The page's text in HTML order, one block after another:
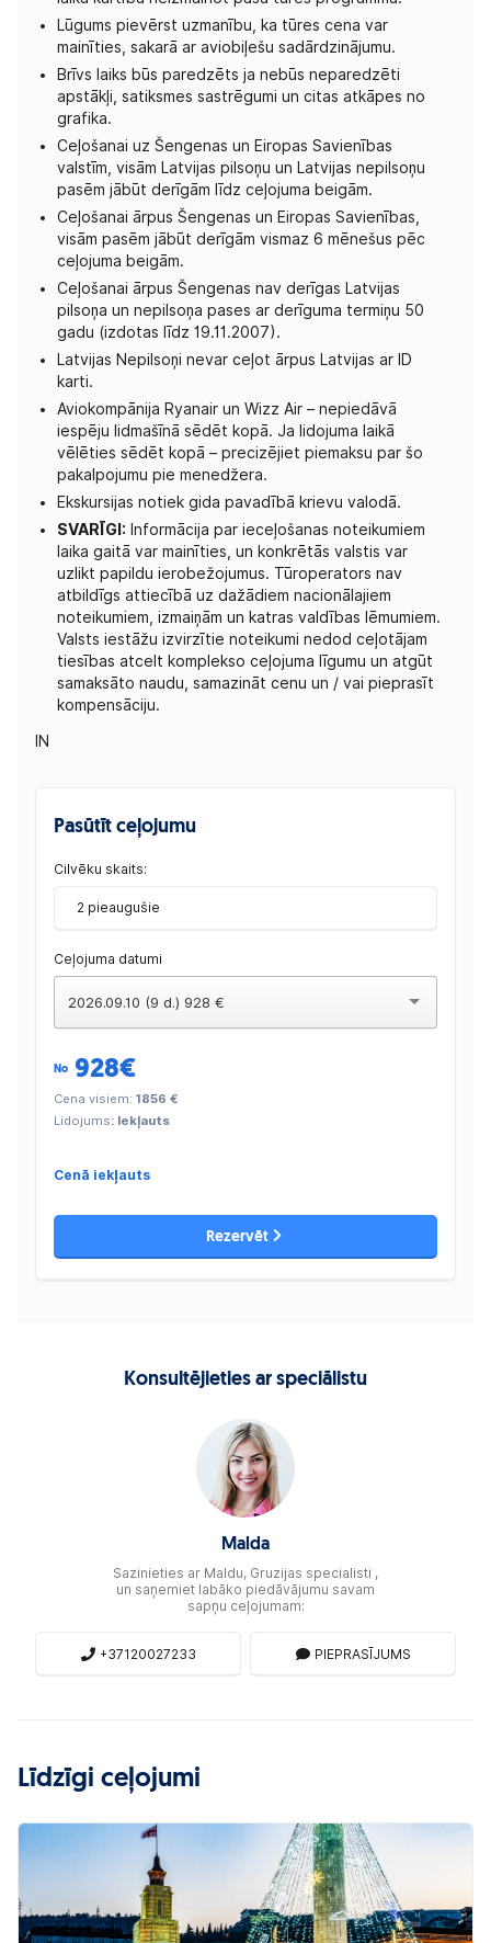
Lūgums pievērst uzmanību, ka tūres cena var
mainīties, sakarā ar aviobiļešu sadārdzinājumu.
Brīvs laiks būs paredzēts ja nebūs neparedzēti
apstākļi, satiksmes sastrēgumi un citas atkāpes no
grafika.
Ceļošanai uz Šengenas un Eiropas Savienības
valstīm, visām Latvijas pilsoņu un Latvijas nepilsoņu
pasēm jābūt derīgām līdz ceļojuma beigām.
Ceļošanai ārpus Šengenas un Eiropas Savienības,
visām pasēm jābūt derīgām vismaz 6 mēnešus pēc
ceļojuma beigām.
Ceļošanai ārpus Šengenas nav derīgas Latvijas
pilsoņa un nepilsoņa pases ar derīguma termiņu 50
gadu (izdotas līdz 19.11.2007).
Latvijas Nepilsoņi nevar ceļot ārpus Latvijas ar ID
karti.
Aviokompānija Ryanair un Wizz Air – nepiedāvā
iespēju lidmašīnā sēdēt kopā. Ja lidojuma laikā
vēlēties sēdēt kopā – precizējiet piemaksu par šo
pakalpojumu pie menedžera.
Ekskursijas notiek gida pavadībā krievu valodā.
SVARĪGI: Informācija par ieceļošanas noteikumiem
laika gaitā var mainīties, un konkrētās valstis var
uzlikt papildu ierobežojumus. Tūroperators nav
atbildīgs attiecībā uz dažādiem nacionālajiem
noteikumiem, izmaiņām un katras valdības lēmumiem.
Valsts iestāžu izvirzītie noteikumi nedod ceļotājam
tiesības atcelt komplekso ceļojuma līgumu un atgūt
samaksāto naudu, samazināt cenu un / vai pieprasīt
kompensāciju.
IN
Pasūtīt ceļojumu
Cilvēku skaits:
2 pieaugušie
Ceļojuma datumi
2026.09.10 (9 d.) 928 €
No 928€
Cena visiem: 1856 €
Lidojums: Iekļauts
Cenā iekļauts
Rezervēt
Konsultējieties ar speciālistu
Malda
Sazinieties ar Maldu, Gruzijas specialisti ,
un saņemiet labāko piedāvājumu savam
sapņu ceļojumam:
+37120027233 PIEPRASĪJUMS
Līdzīgi ceļojumi